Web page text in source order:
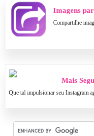
Imagens
Compartilhe
Mais
Que tal impulsionar seu Instagram